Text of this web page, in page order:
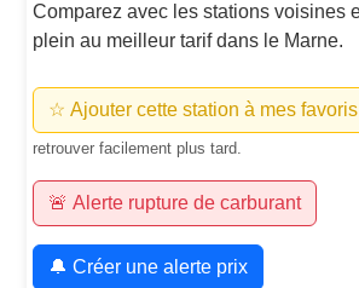
Comparez avec les stations voisines
plein au meilleur tarif dans le Marne.
☆ Ajouter cette station à mes favoris
retrouver facilement plus tard.
🚨 Alerte rupture de carburant
🔔 Créer une alerte prix